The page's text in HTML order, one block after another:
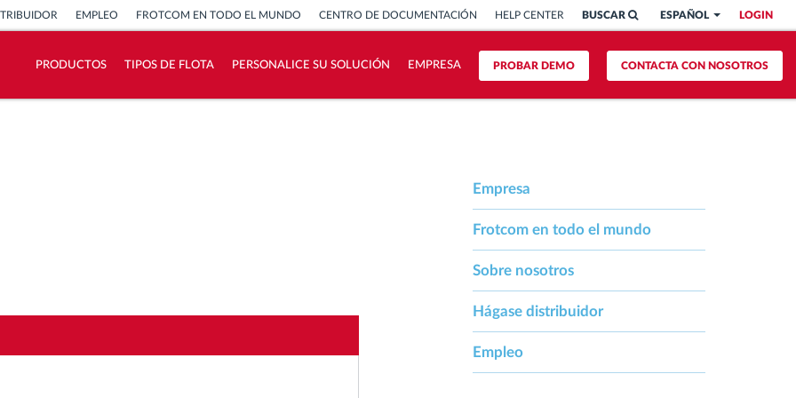
LOGIN
ESPAÑOL
BUSCAR
EMPLEO FROTCOM EN TODO EL MUNDO CENTRO DE DOCUMENTACIÓN HELP CENTER
CONTACTA CON NOSOTROS
PROBAR DEMO
PRODUCTOS TIPOS DE FLOTA PERSONALICE SU SOLUCIÓN EMPRESA
Empresa
Frotcom en todo el mundo
Sobre nosotros
Hágase distribuidor
Empleo